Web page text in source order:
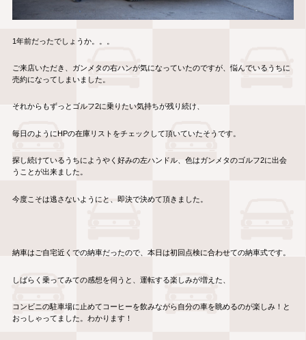
1年前だったでしょうか。。。
ご来店いただき、ガンメタの右ハンが気になっていたのですが、悩んでいるうちに
売約になってしまいました。
それからもずっとゴルフ2に乗りたい気持ちが残り続け、
毎日のようにHPの在庫リストをチェックして頂いていたそうです。
探し続けているうちにようやく好みの左ハンドル、色はガンメタのゴルフ2に出会
うことが出来ました。
今度こそは逃さないようにと、即決で決めて頂きました。
納車はご自宅近くでの納車だったので、本日は初回点検に合わせての納車式です。
しばらく乗ってみての感想を伺うと、運転する楽しみが増えた、
コンビニの駐車場に止めてコーヒーを飲みながら自分の車を眺めるのが楽しみ！と
おっしゃってました。わかります！